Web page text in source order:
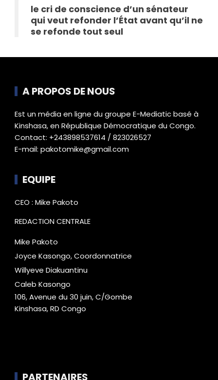
le cri de conscience d’un sénateur
qui veut refonder l’État avant qu’il ne
se refonde tout seul
A PROPOS DE NOUS
Est un média en ligne du groupe E-Mediatic basé à
Kinshasa, en République Démocratique du Congo.
Contact: +243898537614 / 823026527
E-mail: pakotomike@gmail.com
EQUIPE
CEO : Mike Pakoto
REDACTION CENTRALE
Mike Pakoto
Joyce Kasongo, Coordonnatrice
Willyeve Diakuantinu
Caleb Kasongo
106, Avenue du 30 juin, C/Gombe
Kinshasa, RD Congo
PARTENAIRES